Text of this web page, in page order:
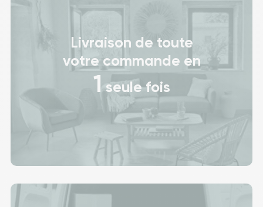
Livraison de toute
votre commande en
1seule fois